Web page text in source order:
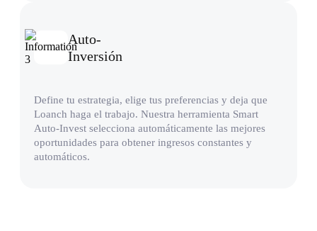
Auto-
Inversión
Define tu estrategia, elige tus preferencias y deja que
Loanch haga el trabajo. Nuestra herramienta Smart
Auto-Invest selecciona automáticamente las mejores
oportunidades para obtener ingresos constantes y
automáticos.